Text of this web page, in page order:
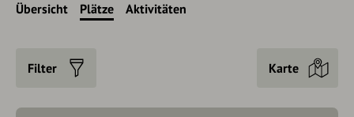
Übersicht Plätze Aktivitäten
Filter Karte